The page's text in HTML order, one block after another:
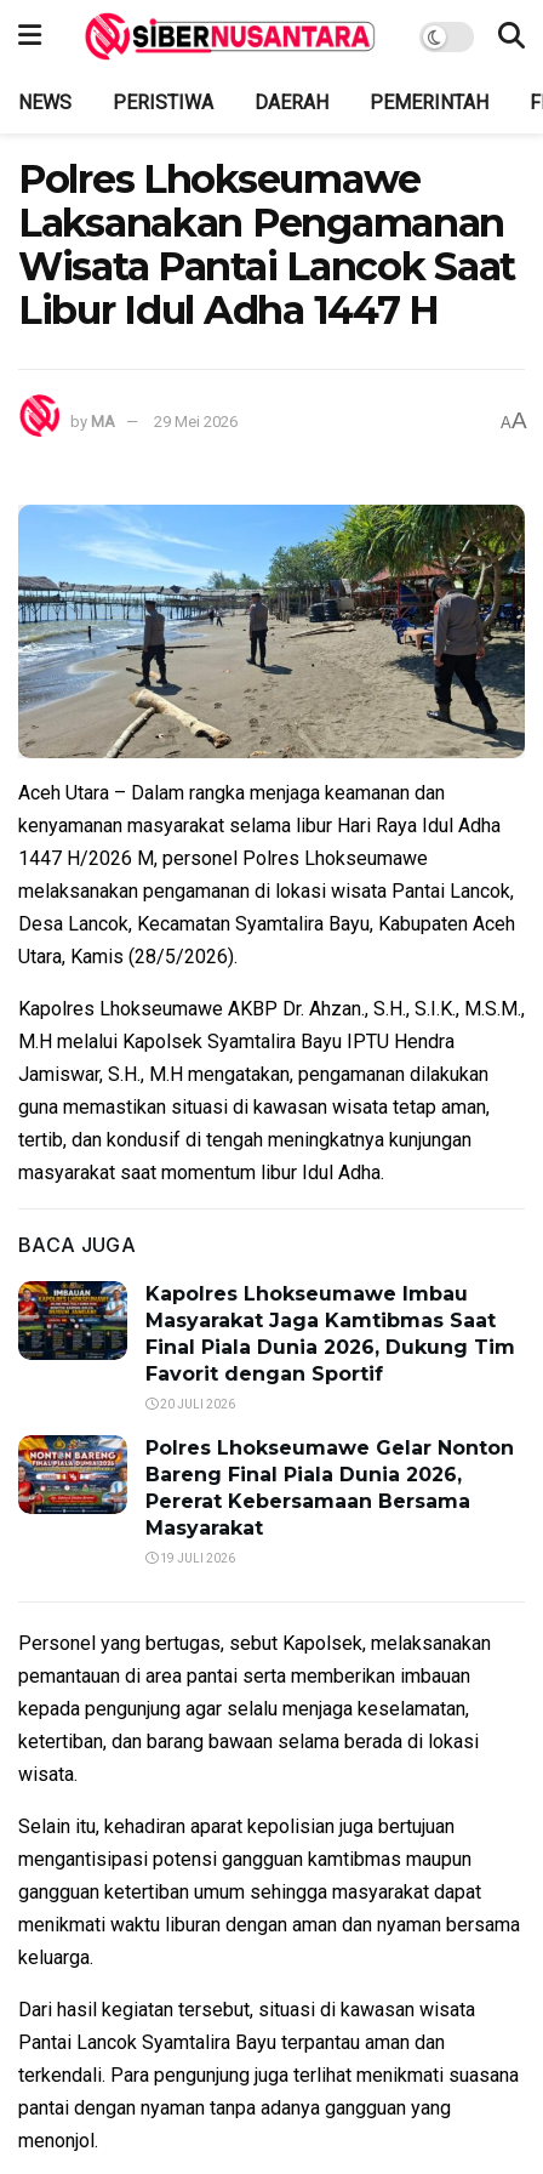
NEWS PERISTIWA DAERAH PEMERINTAH
Polres Lhokseumawe
Laksanakan Pengamanan
Wisata Pantai Lancok Saat
Libur Idul Adha 1447 H
by MA 29 Mei 2026 AA
Aceh Utara – Dalam rangka menjaga keamanan dan
kenyamanan masyarakat selama libur Hari Raya Idul Adha
1447 H/2026 M, personel Polres Lhokseumawe
melaksanakan pengamanan di lokasi wisata Pantai Lancok,
Desa Lancok, Kecamatan Syamtalira Bayu, Kabupaten Aceh
Utara, Kamis (28/5/2026).
Kapolres Lhokseumawe AKBP Dr. Ahzan., S.H., S.I.K., M.S.M.,
M.H melalui Kapolsek Syamtalira Bayu IPTU Hendra
Jamiswar, S.H., M.H mengatakan, pengamanan dilakukan
guna memastikan situasi di kawasan wisata tetap aman,
tertib, dan kondusif di tengah meningkatnya kunjungan
masyarakat saat momentum libur Idul Adha.
BACA JUGA
Kapolres Lhokseumawe Imbau
Masyarakat Jaga Kamtibmas Saat
Final Piala Dunia 2026, Dukung Tim
Favorit dengan Sportif
20 JULI 2026
Polres Lhokseumawe Gelar Nonton
Bareng Final Piala Dunia 2026,
Pererat Kebersamaan Bersama
Masyarakat
19 JULI 2026
Personel yang bertugas, sebut Kapolsek, melaksanakan
pemantauan di area pantai serta memberikan imbauan
kepada pengunjung agar selalu menjaga keselamatan,
ketertiban, dan barang bawaan selama berada di lokasi
wisata.
Selain itu, kehadiran aparat kepolisian juga bertujuan
mengantisipasi potensi gangguan kamtibmas maupun
gangguan ketertiban umum sehingga masyarakat dapat
menikmati waktu liburan dengan aman dan nyaman bersama
keluarga.
Dari hasil kegiatan tersebut, situasi di kawasan wisata
Pantai Lancok Syamtalira Bayu terpantau aman dan
terkendali. Para pengunjung juga terlihat menikmati suasana
pantai dengan nyaman tanpa adanya gangguan yang
menonjol.